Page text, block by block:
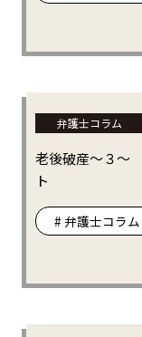
弁護士コラム
老後破産～３～
ト
# 弁護士コラム